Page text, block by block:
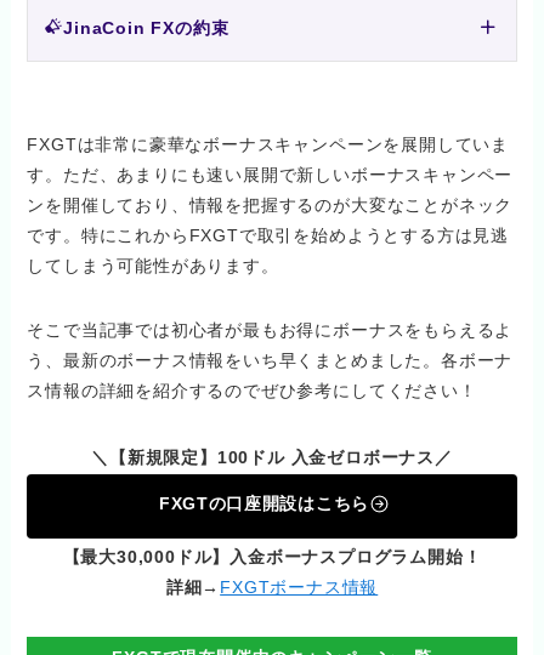
JinaCoin FXの約束
FXGTは非常に豪華なボーナスキャンペーンを展開していま
す。ただ、あまりにも速い展開で新しいボーナスキャンペー
ンを開催しており、情報を把握するのが大変なことがネック
です。特にこれからFXGTで取引を始めようとする方は見逃
してしまう可能性があります。
そこで当記事では初心者が最もお得にボーナスをもらえるよ
う、最新のボーナス情報をいち早くまとめました。各ボーナ
ス情報の詳細を紹介するのでぜひ参考にしてください！
＼【新規限定】100ドル 入金ゼロボーナス／
FXGTの口座開設はこちら
【最大30,000ドル】入金ボーナスプログラム開始！
詳細→ FXGTボーナス情報